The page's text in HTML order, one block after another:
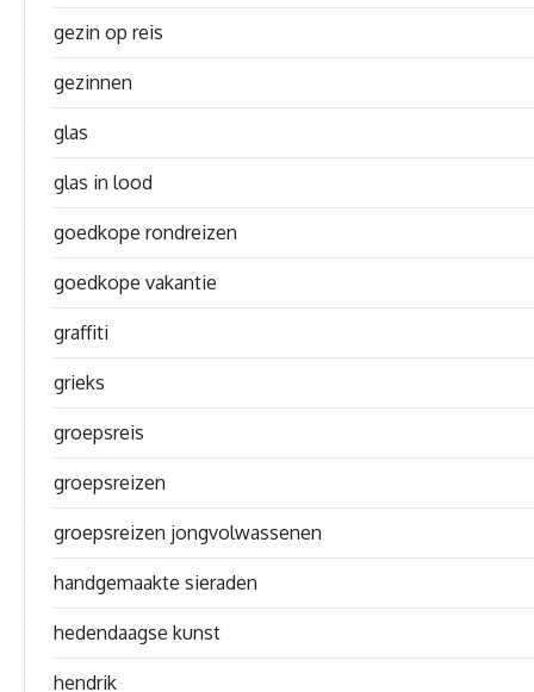
gezin op reis
gezinnen
glas
glas in lood
goedkope rondreizen
goedkope vakantie
graffiti
grieks
groepsreis
groepsreizen
groepsreizen jongvolwassenen
handgemaakte sieraden
hedendaagse kunst
hendrik